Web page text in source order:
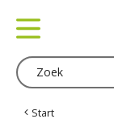
Start